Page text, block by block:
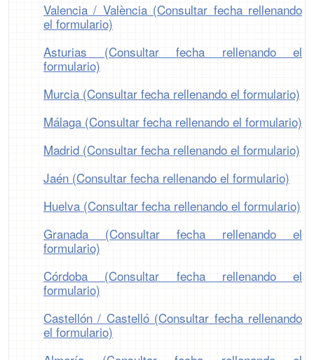
Valencia / València (Consultar fecha rellenando
el formulario)
Asturias (Consultar fecha rellenando el
formulario)
Murcia (Consultar fecha rellenando el formulario)
Málaga (Consultar fecha rellenando el formulario)
Madrid (Consultar fecha rellenando el formulario)
Jaén (Consultar fecha rellenando el formulario)
Huelva (Consultar fecha rellenando el formulario)
Granada (Consultar fecha rellenando el
formulario)
Córdoba (Consultar fecha rellenando el
formulario)
Castellón / Castelló (Consultar fecha rellenando
el formulario)